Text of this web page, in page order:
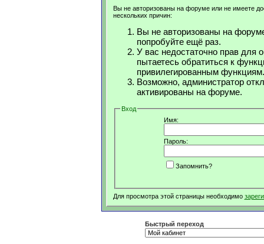
Вы не авторизованы на форуме или не имеете
нескольких причин:
Вы не авторизованы на
попробуйте ещё раз.
У вас недостаточно прав для
пытаетесь обратиться к
привилегированным функциям.
Возможно, администратор
активированы на форуме.
Вход
Имя:
Пароль:
Запомнить?
Для просмотра этой страницы необходимо
Быстрый переход